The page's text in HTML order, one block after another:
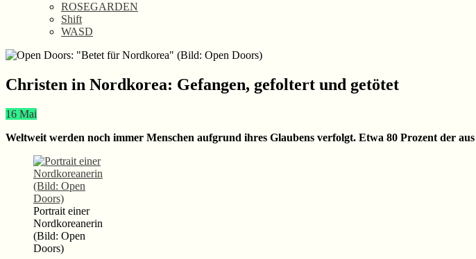
ROSEGARDEN
Shift
WASD
Christen in Nordkorea: Gefangen, gefoltert und getötet
16 Mai
Weltweit werden noch immer Menschen aufgrund ihres Glaubens verfolgt. Etwa 80 Prozent der
Portrait einer
Nordkoreanerin
(Bild: Open
Doors)